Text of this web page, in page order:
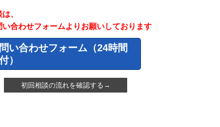
、
い合わせフォームよりお願いしております
い合わせフォーム（24時間
）
初回相談の流れを確認する→